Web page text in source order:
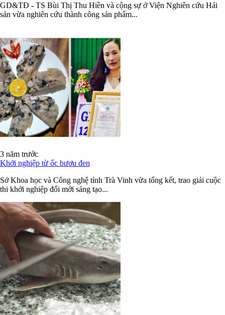
GD&TĐ - TS Bùi Thị Thu Hiền và cộng sự ở Viện Nghiên cứu Hải
sản vừa nghiên cứu thành công sản phẩm...
3 năm trước
Khởi nghiệp từ ốc bươu đen
Sở Khoa học và Công nghệ tỉnh Trà Vinh vừa tổng kết, trao giải cuộc
thi khởi nghiệp đổi mới sáng tạo...